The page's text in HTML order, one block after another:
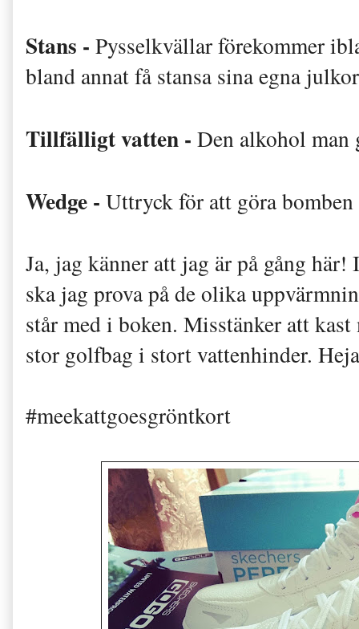
Stans - Pysselkvällar förekommer
bland annat få stansa sina egna
Tillfälligt vatten - Den alkohol man
Wedge - Uttryck för att göra
Ja, jag känner att jag är på gång
ska jag prova på de olika
står med i boken. Misstänker att
stor golfbag i stort vattenhinder.
#meekattgoesgröntkort